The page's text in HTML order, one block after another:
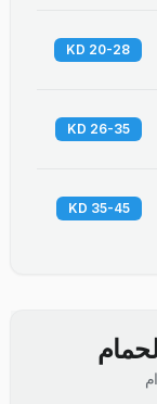
20-28 KD
26-35 KD
35-45 KD